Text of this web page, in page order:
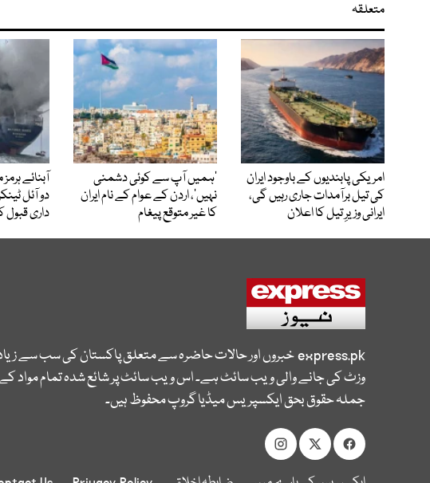
متعلقہ
امریکی پابندیوں کے باوجود ایران
کی تیل برآمدات جاری رہیں گی،
ایرانی وزیرِ تیل کا اعلان
’ہمیں آپ سے کوئی دشمنی
نہیں‘، اردن کے عوام کے نام ایران
کا غیر متوقع پیغام
آبنائے
دو آئل
داری قبول
express.pkخبروں اور حالات حاضرہ سے متعلق پاکستان کی سب سے
وزٹ کی جانے والی ویب سائٹ ہے۔ اس ویب سائٹ پر شائع شدہ تمام مواد
جملہ حقوق بحق ایکسپریس میڈیا گروپ محفوظ ہیں۔